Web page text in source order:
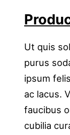
Ut quis
purus
ipsum
ac lacus.
faucibus
cubilia